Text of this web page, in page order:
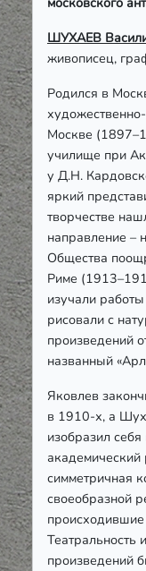
ШУХАЕВ
живописец,
Родился в
Москве
училище при
у Д.Н.
яркий
творчестве
направление –
Общества
Риме
изучали
рисовали с
произведений
названный
Яковлев
в 1910-х, а
изобразил
академический
симметричная
своеобразной
происходившие
Театральность
произведений